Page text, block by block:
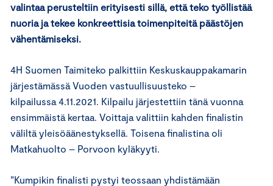
valintaa perusteltiin erityisesti sillä, että teko työllistää
nuoria ja tekee konkreettisia toimenpiteitä päästöjen
vähentämiseksi.
4H Suomen Taimiteko palkittiin Keskuskauppakamarin
järjestämässä Vuoden vastuullisuusteko –
kilpailussa 4.11.2021. Kilpailu järjestettiin tänä vuonna
ensimmäistä kertaa. Voittaja valittiin kahden finalistin
väliltä yleisöäänestyksellä. Toisena finalistina oli
Matkahuolto – Porvoon kyläkyyti.
”Kumpikin finalisti pystyi teossaan yhdistämään